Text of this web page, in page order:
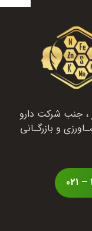
، جنب شرکت دارو
و بازرگـانی